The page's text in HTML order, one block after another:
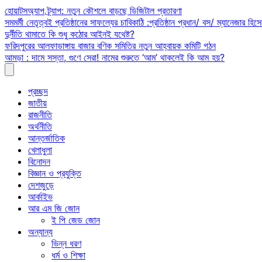
Skip
to
content
হোয়াটসঅ্যাপ ট্র্যাপ: নতুন কৌশলে বাড়ছে ডিজিটাল প্রতারণা
সমমর্মী নেতৃত্বই প্রতিষ্ঠানের সাফল্যের চাবিকাঠি :প্রতিষ্ঠান প্রধান/ বস/ ম্যানেজার
দুর্নীতি থামাতে কি শুধু কঠোর আইনই যথেষ্ট?
ফরিদপুরের আলফাডাঙ্গায় বাজার বণিক সমিতির নতুন আহ্বায়ক কমিটি গঠন
আমড়া : দামে সস্তা, গুণে সেরা! নামের শুরুতে ‘আম’ থাকলেই কি আম হয়?
প্রচ্ছদ
জাতীয়
রাজনীতি
অর্থনীতি
আন্তর্জাতিক
খেলাধুলা
বিনোদন
বিজ্ঞান ও প্রযুক্তি
দেশজুড়ে
আর্কাইভ
আর এম জি জোন
ই পি জেড জোন
অন্যান্য
ভিন্ন ধরণ
ধর্ম ও শিক্ষা